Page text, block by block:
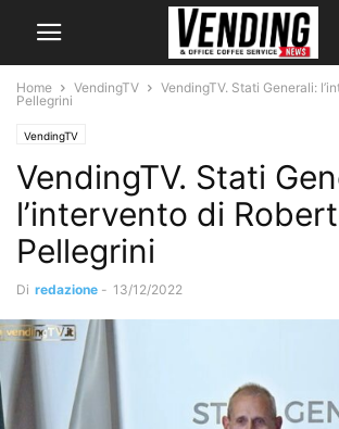
Home VendingTV
VendingTV. Stati Generali:
Pellegrini
VendingTV
VendingTV. Stati
l’intervento di
Pellegrini
Di redazione - 13/12/2022